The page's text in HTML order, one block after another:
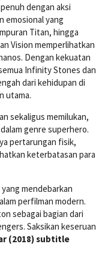
penuh dengan aksi
emosional yang
Titan, hingga
Vision memperlihatkan
Dengan kekuatan
Infinity Stones dan
dari kehidupan di
utama.
sekaligus memilukan,
genre superhero.
pertarungan fisik,
keterbatasan para
mendebarkan
perfilman modern.
sebagai bagian dari
Saksikan keseruan
(2018) subtitle